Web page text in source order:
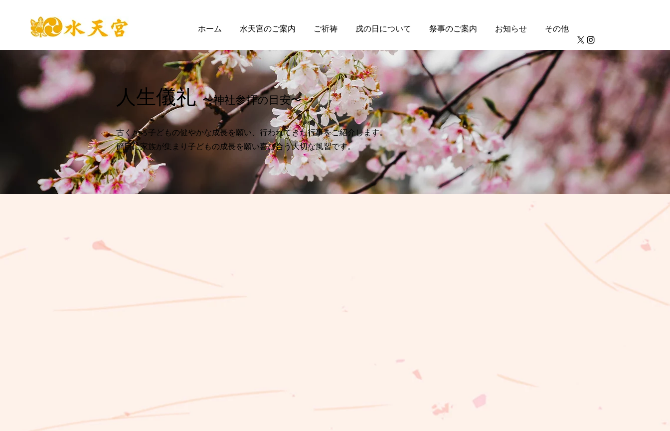
ホーム 水天宮のご案内 ご祈祷 戌の日について 祭事のご案内 お知らせ その他
人生儀礼〜神社参拝の目安〜
古くから子どもの健やかな成長を願い、行われてきた行事をご紹介します。
節目に家族が集まり子どもの成長を願い喜び合う大切な風習です。